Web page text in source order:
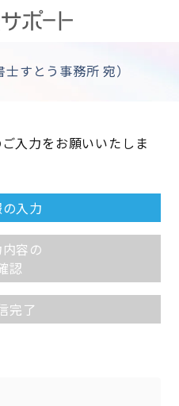
すとう事務所 宛）
入力をお願いいたしま
入力
容の
認
完了